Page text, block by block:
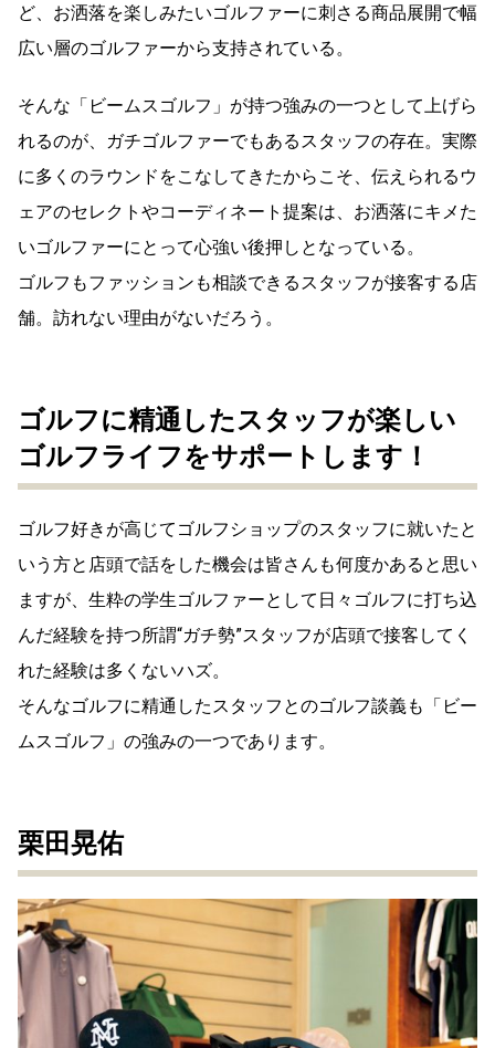
ど、お洒落を楽しみたいゴルファーに刺さる商品展開で幅
広い層のゴルファーから支持されている。
そんな「ビームスゴルフ」が持つ強みの一つとして上げら
れるのが、ガチゴルファーでもあるスタッフの存在。実際
に多くのラウンドをこなしてきたからこそ、伝えられるウ
ェアのセレクトやコーディネート提案は、お洒落にキメた
いゴルファーにとって心強い後押しとなっている。
ゴルフもファッションも相談できるスタッフが接客する店
舗。訪れない理由がないだろう。
ゴルフに精通したスタッフが楽しい
ゴルフライフをサポートします！
ゴルフ好きが高じてゴルフショップのスタッフに就いたと
いう方と店頭で話をした機会は皆さんも何度かあると思い
ますが、生粋の学生ゴルファーとして日々ゴルフに打ち込
んだ経験を持つ所謂“ガチ勢”スタッフが店頭で接客してく
れた経験は多くないハズ。
そんなゴルフに精通したスタッフとのゴルフ談義も「ビー
ムスゴルフ」の強みの一つであります。
栗田晃佑